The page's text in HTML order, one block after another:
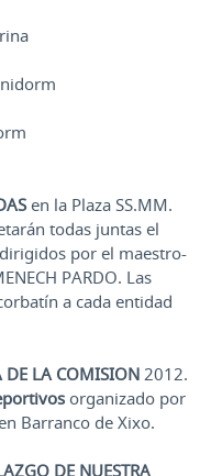
en la Plaza SS.MM.
todas juntas el
dirigidos por el maestro-
PARDO. Las
a cada entidad
DE LA COMISION 2012.
organizado por
Barranco de Xixo.
DE NUESTRA